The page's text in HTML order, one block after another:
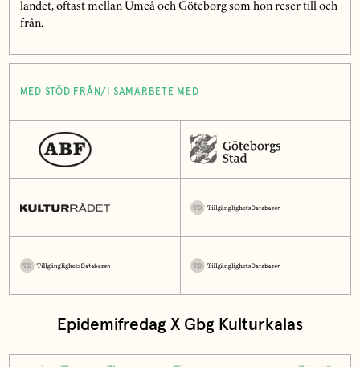
landet, oftast mellan Umeå och Göteborg som hon reser till och
från.
MED STÖD FRÅN/I SAMARBETE MED
Epidemifredag X Gbg Kulturkalas